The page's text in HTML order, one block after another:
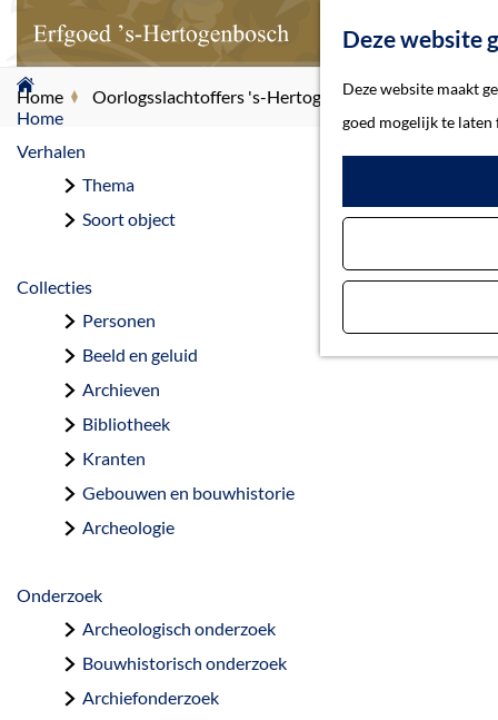
Deze website
Deze website maakt
goed mogelijk te laten
G
a
n
d
Home
Verhalen
Thema
Soort object
Collecties
Personen
Beeld en geluid
Archieven
Bibliotheek
Kranten
Gebouwen en bouwhistorie
Archeologie
Onderzoek
Archeologisch onderzoek
Bouwhistorisch onderzoek
Archiefonderzoek
Home Oorlogsslachtoffers 's-Hertogenbosch Winter-